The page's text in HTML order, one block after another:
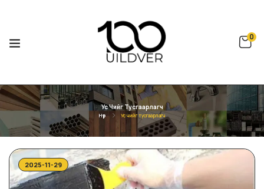
0
Ус Чийг Тусгаарлагч
Нүүр Ус чийг тусгаарлагч
2025-11-29